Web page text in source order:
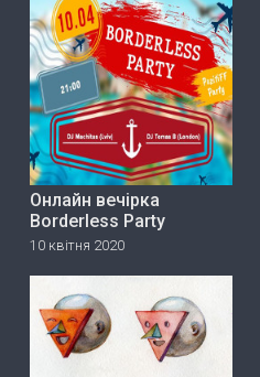
Онлайн вечірка
Borderless Party
10 квітня 2020